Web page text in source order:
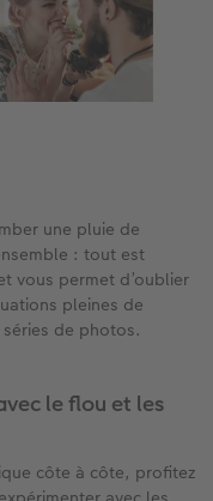
une pluie de
: tout est
vous permet d’oublier
pleines de
de photos.
le flou et les
côte à côte, profitez